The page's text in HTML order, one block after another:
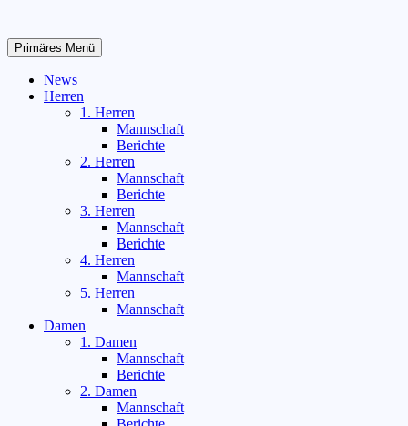
springen
Primäres Menü
News
Herren
1. Herren
Mannschaft
Berichte
2. Herren
Mannschaft
Berichte
3. Herren
Mannschaft
Berichte
4. Herren
Mannschaft
5. Herren
Mannschaft
Damen
1. Damen
Mannschaft
Berichte
2. Damen
Mannschaft